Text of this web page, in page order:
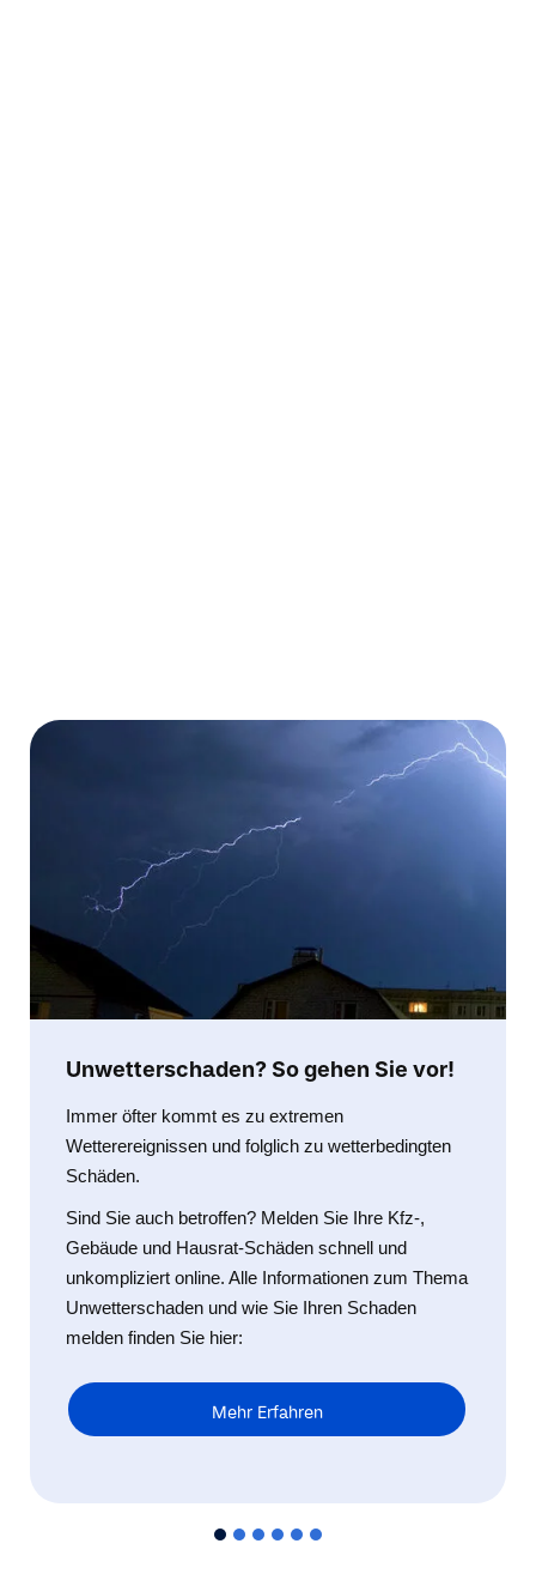
Unwetterschaden? So gehen Sie vor!
Immer öfter kommt es zu extremen
Wetterereignissen und folglich zu wetterbedingten
Schäden.
Sind Sie auch betroffen? Melden Sie Ihre Kfz-,
Gebäude und Hausrat-Schäden schnell und
unkompliziert online. Alle Informationen zum Thema
Unwetterschaden und wie Sie Ihren Schaden
melden finden Sie hier:
Mehr Erfahren